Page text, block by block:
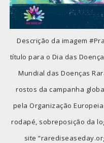
Descrição da imagem
título para o Dia das
Mundial das Doenças
rostos da campanha
pela Organização
rodapé, sobreposição da
site